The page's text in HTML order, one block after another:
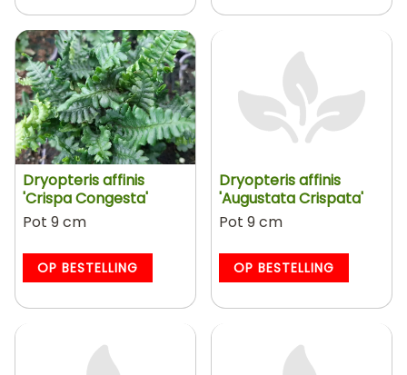
Dryopteris affinis
'Crispa Congesta'
Pot 9 cm
OP BESTELLING
Dryopteris affinis
'Augustata Crispata'
Pot 9 cm
OP BESTELLING